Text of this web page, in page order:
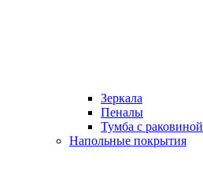
Зеркала
Пеналы
Тумба с раковиной
Напольные покрытия